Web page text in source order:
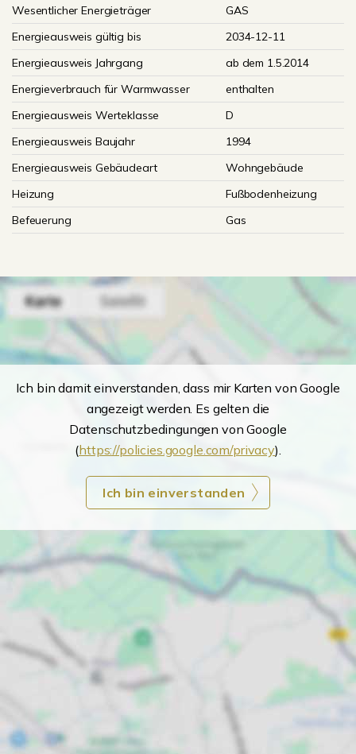
Wesentlicher Energieträger
GAS
Energieausweis gültig bis
2034-12-11
Energieausweis Jahrgang
ab dem 1.5.2014
Energieverbrauch für Warmwasser
enthalten
Energieausweis Werteklasse
D
Energieausweis Baujahr
1994
Energieausweis Gebäudeart
Wohngebäude
Heizung
Fußbodenheizung
Befeuerung
Gas
Ich bin damit einverstanden, dass mir Karten von Google
angezeigt werden. Es gelten die
Datenschutzbedingungen von Google
(https://policies.google.com/privacy).
Ich bin einverstanden